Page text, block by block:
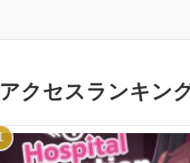
アクセスランキン